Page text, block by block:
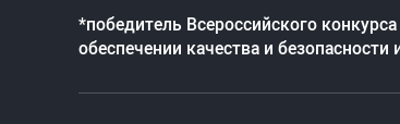
*победитель Всероссийского
обеспечении качества и